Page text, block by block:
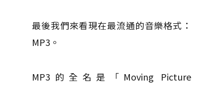
最後我們來看現在最流通的音樂格式：
MP3。
MP3的全名是「Moving Picture